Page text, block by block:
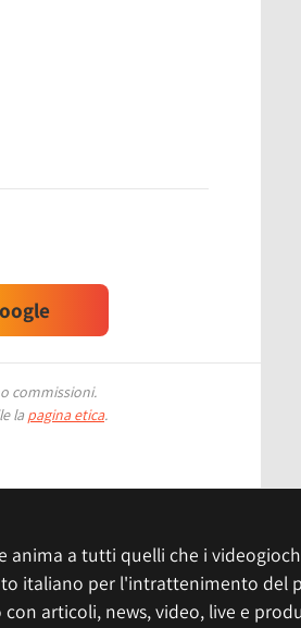
commissioni.
la pagina etica.
anima a tutti quelli che i
italiano per l'intrattenimento del
articoli, news, video, live e